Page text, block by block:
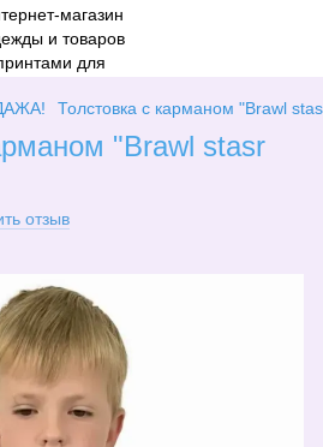
Толстовка с карманом "Brawl
"Brawl stasr
отзыв